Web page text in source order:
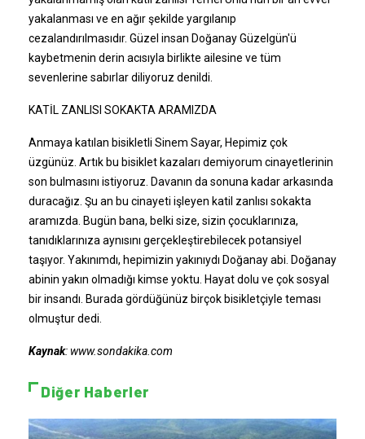
yakalanması ve en ağır şekilde yargılanıp
cezalandırılmasıdır. Güzel insan Doğanay Güzelgün'ü
kaybetmenin derin acısıyla birlikte ailesine ve tüm
sevenlerine sabırlar diliyoruz denildi.
KATİL ZANLISI SOKAKTA ARAMIZDA
Anmaya katılan bisikletli Sinem Sayar, Hepimiz çok
üzgünüz. Artık bu bisiklet kazaları demiyorum cinayetlerinin
son bulmasını istiyoruz. Davanın da sonuna kadar arkasında
duracağız. Şu an bu cinayeti işleyen katil zanlısı sokakta
aramızda. Bugün bana, belki size, sizin çocuklarınıza,
tanıdıklarınıza aynısını gerçekleştirebilecek potansiyel
taşıyor. Yakınımdı, hepimizin yakınıydı Doğanay abi. Doğanay
abinin yakın olmadığı kimse yoktu. Hayat dolu ve çok sosyal
bir insandı. Burada gördüğünüz birçok bisikletçiyle teması
olmuştur dedi.
Kaynak: www.sondakika.com
Diğer Haberler